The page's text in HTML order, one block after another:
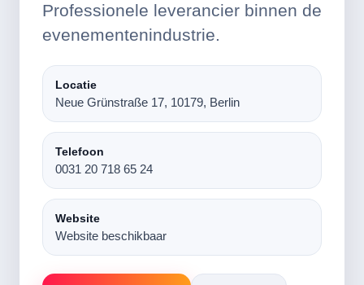
Professionele leverancier binnen de
evenementenindustrie.
Locatie
Neue Grünstraße 17, 10179, Berlin
Telefoon
0031 20 718 65 24
Website
Website beschikbaar